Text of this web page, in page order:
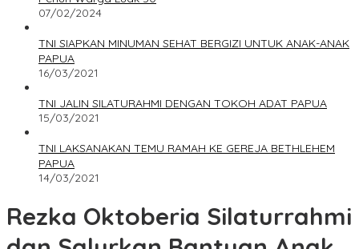
07/02/2024
TNI SIAPKAN MINUMAN SEHAT BERGIZI UNTUK ANAK-ANAK
PAPUA
16/03/2021
TNI JALIN SILATURAHMI DENGAN TOKOH ADAT PAPUA
15/03/2021
TNI LAKSANAKAN TEMU RAMAH KE GEREJA BETHLEHEM
PAPUA
14/03/2021
Rezka Oktoberia Silaturrahmi